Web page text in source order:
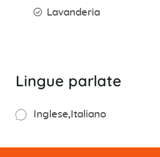
Lavanderia
Lingue parlate
Inglese Italiano